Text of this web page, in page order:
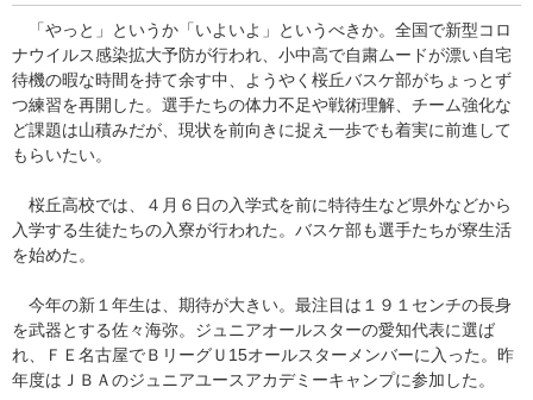
「やっと」というか「いよいよ」というべきか。全国で新型コロ
ナウイルス感染拡大予防が行われ、小中高で自粛ムードが漂い自宅
待機の暇な時間を持て余す中、ようやく桜丘バスケ部がちょっとず
つ練習を再開した。選手たちの体力不足や戦術理解、チーム強化な
ど課題は山積みだが、現状を前向きに捉え一歩でも着実に前進して
もらいたい。
桜丘高校では、４月６日の入学式を前に特待生など県外などから
入学する生徒たちの入寮が行われた。バスケ部も選手たちが寮生活
を始めた。
今年の新１年生は、期待が大きい。最注目は１９１センチの長身
を武器とする佐々海弥。ジュニアオールスターの愛知代表に選ば
れ、ＦＥ名古屋でＢリーグＵ15オールスターメンバーに入った。昨
年度はＪＢＡのジュニアユースアカデミーキャンプに参加した。